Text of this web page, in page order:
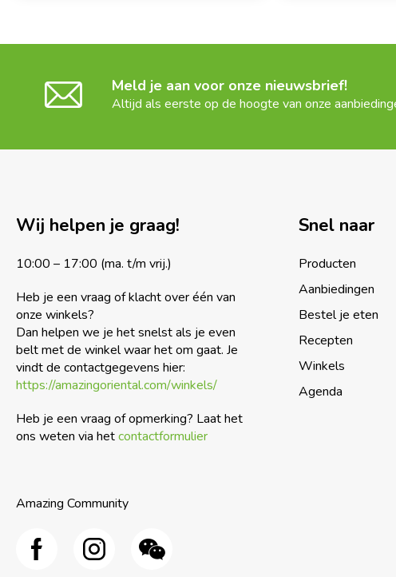
Meld je aan voor onze nieuwsbrief!
Altijd als eerste op de hoogte van onze
Wij helpen je graag!
10:00 – 17:00 (ma. t/m vrij.)
Heb je een vraag of klacht over één van
onze winkels?
Dan helpen we je het snelst als je even
belt met de winkel waar het om gaat. Je
vindt de contactgegevens hier:
https://amazingoriental.com/winkels/
Heb je een vraag of opmerking? Laat het
ons weten via hetcontactformulier
Amazing Community
Snel naar
Producten
Aanbiedingen
Bestel je eten
Recepten
Winkels
Agenda